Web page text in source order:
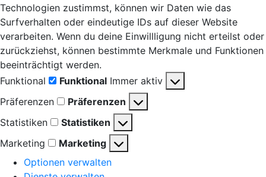
Technologien zustimmst, können wir Daten wie das
Surfverhalten oder eindeutige IDs auf dieser Website
verarbeiten. Wenn du deine Einwillligung nicht erteilst oder
zurückziehst, können bestimmte Merkmale und Funktionen
beeinträchtigt werden.
Funktional
Funktional Immer aktiv
Präferenzen
Präferenzen
Statistiken
Statistiken
Marketing
Marketing
Optionen verwalten